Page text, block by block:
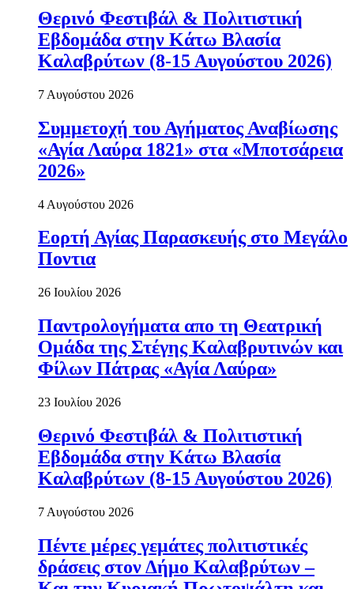
Θερινό Φεστιβάλ & Πολιτιστική
Εβδομάδα στην Κάτω Βλασία
Καλαβρύτων (8-15 Αυγούστου 2026)
7 Αυγούστου 2026
Συμμετοχή του Αγήματος Αναβίωσης
«Αγία Λαύρα 1821» στα «Μποτσάρεια
2026»
4 Αυγούστου 2026
Εορτή Αγίας Παρασκευής στο Μεγάλο
Ποντια
26 Ιουλίου 2026
Παντρολογήματα απο τη Θεατρική
Ομάδα της Στέγης Καλαβρυτινών και
Φίλων Πάτρας «Αγία Λαύρα»
23 Ιουλίου 2026
Θερινό Φεστιβάλ & Πολιτιστική
Εβδομάδα στην Κάτω Βλασία
Καλαβρύτων (8-15 Αυγούστου 2026)
7 Αυγούστου 2026
Πέντε μέρες γεμάτες πολιτιστικές
δράσεις στον Δήμο Καλαβρύτων –